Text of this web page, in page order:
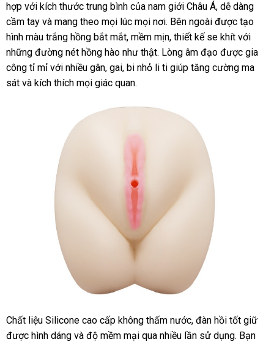
nữ
sinh
Nhật
Bản
chính
hãng
hợp với kích thước trung bình của nam giới Châu Á, dễ dàng
cầm tay và mang theo mọi lúc mọi nơi. Bên ngoài được tạo
hình màu trắng hồng bắt mắt, mềm mịn, thiết kế se khít với
những đường nét hồng hào như thật. Lòng âm đạo được gia
công tỉ mỉ với nhiều gân, gai, bi nhỏ li ti giúp tăng cường ma
sát và kích thích mọi giác quan.
Âm
đạo
Chất liệu Silicone cao cấp không thấm nước, đàn hồi tốt giữ
được hình dáng và độ mềm mại qua nhiều lần sử dụng. Bạn